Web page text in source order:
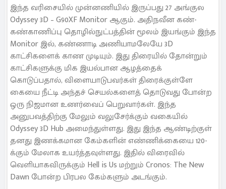
இந்த வரிசையில் முன்னணியில் இருப்பது 27 அங்குல
Odyssey 3D – G90XF Monitor ஆகும். அதிநவீன கண்-
கண்காணிப்பு தொழில்நுட்பத்தின் மூலம் இயங்கும் இந்த
Monitor இல், கண்ணாடி அணியாமலேயே 3D
காட்சிகளைக் காண முடியும். இது திரையில் தோன்றும்
காட்சிகளுக்கு மிக இயல்பான ஆழத்தைக்
கொடுப்பதால், விளையாடுபவர்கள் திரைக்குள்ளே
கையை நீட்டி அந்தச் செயல்களைத் தொடுவது போன்ற
ஒரு நிஜமான உணர்வைப் பெறுவார்கள். இந்த
அனுபவத்திற்கு மேலும் வலுசேர்க்கும் வகையில்
Odyssey 3D Hub அமைந்துள்ளது. இது இந்த ஆண்டிற்குள்
தனது இணக்கமான கேம்களின் எண்ணிக்கையை 120-
க்கும் மேலாக உயர்த்தவுள்ளது. இதில் விரைவில்
வெளியாகவிருக்கும் Hell is Us மற்றும் Cronos: The New
Dawn போன்ற பிரபல கேம்களும் அடங்கும்.